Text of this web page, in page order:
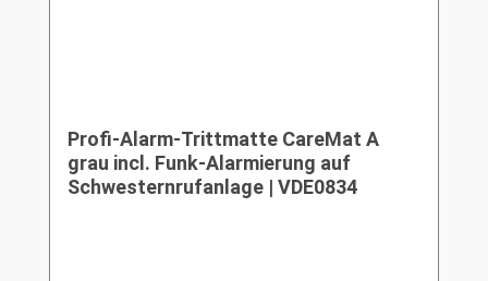
Profi-Alarm-Trittmatte CareMat A
grau incl. Funk-Alarmierung auf
Schwesternrufanlage | VDE0834